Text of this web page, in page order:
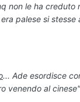
non le ha creduto
palese si
... Ade esordisce
venendo al cinese"